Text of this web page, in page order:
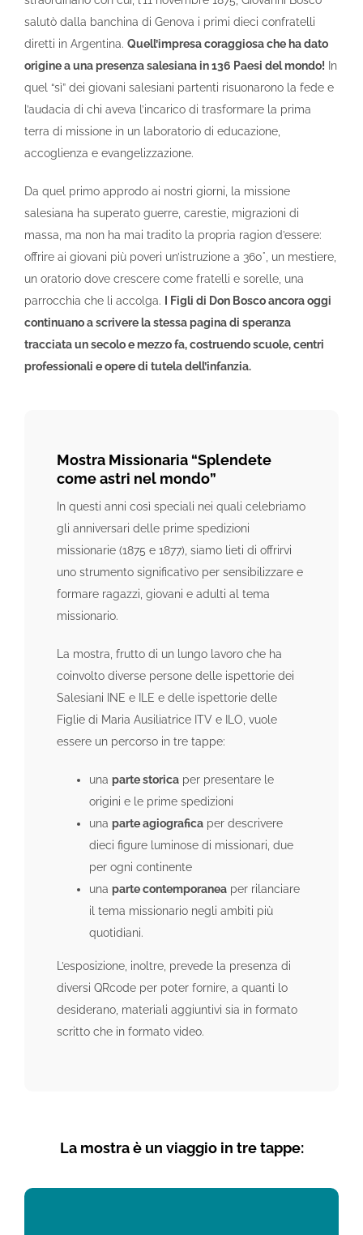
salutò dalla banchina di Genova i primi dieci confratelli
diretti in Argentina. Quell’impresa coraggiosa che ha dato
origine a una presenza salesiana in 136 Paesi del mondo! In
quel “sì” dei giovani salesiani partenti risuonarono la fede e
l’audacia di chi aveva l’incarico di trasformare la prima
terra di missione in un laboratorio di educazione,
accoglienza e evangelizzazione.
Da quel primo approdo ai nostri giorni, la missione
salesiana ha superato guerre, carestie, migrazioni di
massa, ma non ha mai tradito la propria ragion d’essere:
offrire ai giovani più poveri un’istruzione a 360°, un mestiere,
un oratorio dove crescere come fratelli e sorelle, una
parrocchia che li accolga. I Figli di Don Bosco ancora oggi
continuano a scrivere la stessa pagina di speranza
tracciata un secolo e mezzo fa, costruendo scuole, centri
professionali e opere di tutela dell’infanzia.
Mostra Missionaria “Splendete
come astri nel mondo”
In questi anni così speciali nei quali celebriamo
gli anniversari delle prime spedizioni
missionarie (1875 e 1877), siamo lieti di offrirvi
uno strumento significativo per sensibilizzare e
formare ragazzi, giovani e adulti al tema
missionario.
La mostra, frutto di un lungo lavoro che ha
coinvolto diverse persone delle ispettorie dei
Salesiani INE e ILE e delle ispettorie delle
Figlie di Maria Ausiliatrice ITV e ILO, vuole
essere un percorso in tre tappe:
una parte storicaper presentare le
origini e le prime spedizioni
una parte agiograficaper descrivere
dieci figure luminose di missionari, due
per ogni continente
una parte contemporaneaper rilanciare
il tema missionario negli ambiti più
quotidiani.
L’esposizione, inoltre, prevede la presenza di
diversi QRcode per poter fornire, a quanti lo
desiderano, materiali aggiuntivi sia in formato
scritto che in formato video.
La mostra è un viaggio in tre tappe: